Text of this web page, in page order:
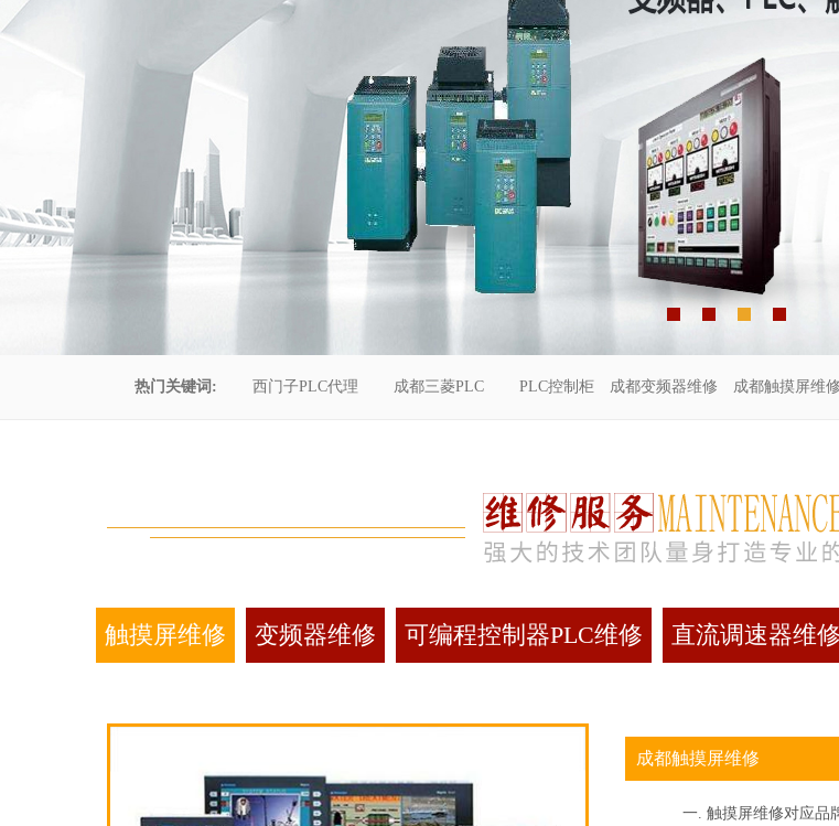
热门关键词: 西门子PLC代理 成都三菱PLC PLC控制柜 成都变频器维修 成都触摸屏维修
触摸屏维修 变频器维修 可编程控制器PLC维修 直流调速器维修
成都触摸屏维修
一. 触摸屏维修对应品